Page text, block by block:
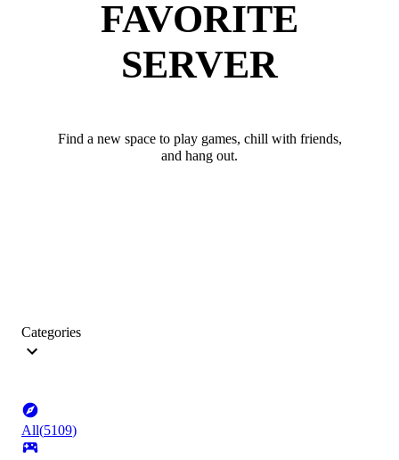
FAVORITE
SERVER
Find a new space to play games, chill with friends,
and hang out.
Categories
All(5109)